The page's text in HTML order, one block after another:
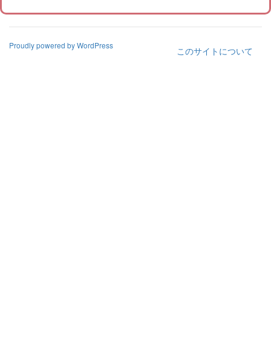
このサイトについて
Proudly powered by WordPress